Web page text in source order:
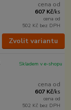
cena od
607 Kč/ks
cena od
502 Kč bez DPH
Zvolit variantu
cena od
607 Kč/ks
cena od
502 Kč bez DPH
Skladem v e-shopu